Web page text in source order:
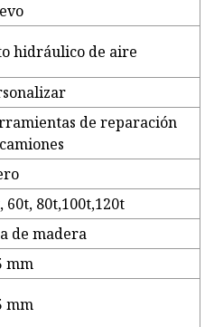
hidráulico de aire
de reparación
60t, 80t,100t,120t
de madera
mm
mm